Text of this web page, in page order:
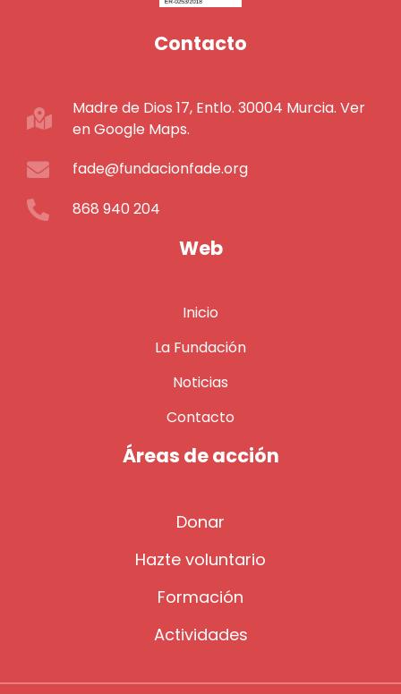
Contacto
Madre de Dios 17, Entlo. 30004 Murcia. Ver
en Google Maps.
fade@fundacionfade.org
868 940 204
Web
Inicio
La Fundación
Noticias
Contacto
Áreas de acción
Donar
Hazte voluntario
Formación
Actividades